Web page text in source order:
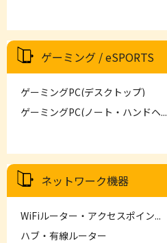
ゲーミング / eSPORTS
ゲーミングPC(デスクトップ)
ゲーミングPC(ノート・ハンドヘ...
ネットワーク機器
WiFiルーター・アクセスポイン...
ハブ・有線ルーター